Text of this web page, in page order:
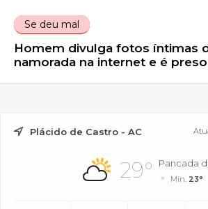
Se deu mal
Homem divulga fotos íntimas
namorada na internet e é preso
Plácido de Castro - AC
29° Pancada
Mín. 23°